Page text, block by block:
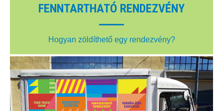
FENNTARTHATÓ RENDEZVÉNY
Hogyan zöldíthető egy rendezvény?